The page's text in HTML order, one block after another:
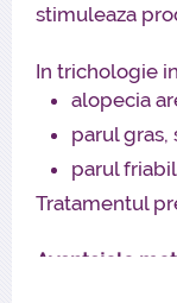
stimuleaza
In trichologie
alopecia
parul gras,
parul
Tratamentul
Avantajele